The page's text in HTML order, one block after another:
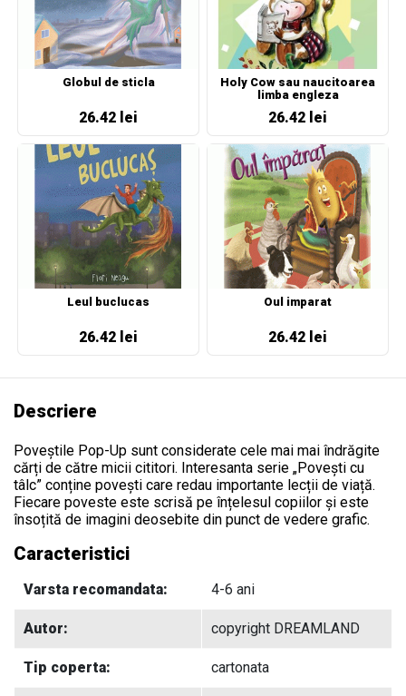
Globul de sticla
26.42 lei
Holy Cow sau naucitoarea
limba engleza
26.42 lei
Leul buclucas
26.42 lei
Oul imparat
26.42 lei
Descriere
Poveștile Pop-Up sunt considerate cele mai mai îndrăgite
cărți de către micii cititori. Interesanta serie „Povești cu
tâlc” conține povești care redau importante lecții de viață.
Fiecare poveste este scrisă pe înțelesul copiilor și este
însoțită de imagini deosebite din punct de vedere grafic.
Caracteristici
Varsta recomandata: 4-6 ani
Autor: copyright DREAMLAND
Tip coperta: cartonata